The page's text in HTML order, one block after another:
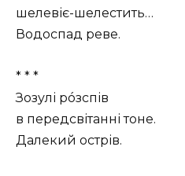
шелевіє-шелестить…
Водоспад реве.
* * *
Зозулі рóзспів
в передсвітанні тоне.
Далекий острів.